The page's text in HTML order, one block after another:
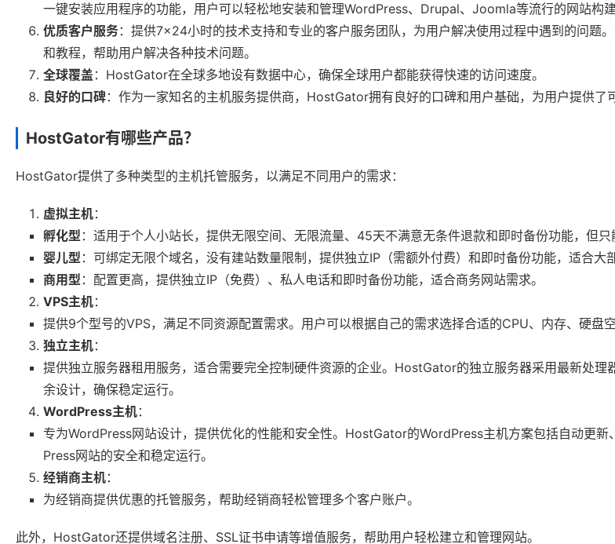
一键安装应用程序的功能，用户可以轻松地安装和管理WordPress、Drupal、Joomla等流行的网站构建
优质客户服务：提供7×24小时的技术支持和专业的客户服务团队，为用户解决使用过程中遇到的问题
和教程，帮助用户解决各种技术问题。
全球覆盖 ：HostGator在全球多地设有数据中心，确保全球用户都能获得快速的访问速度。
良好的口碑：作为一家知名的主机服务提供商，HostGator拥有良好的口碑和用户基础，为用户提供了
HostGator有哪些产品？
HostGator提供了多种类型的主机托管服务，以满足不同用户的需求：
虚拟主机：
孵化型：适用于个人小站长，提供无限空间、无限流量、45天不满意无条件退款和即时备份功能，但只
婴儿型：可绑定无限个域名，没有建站数量限制，提供独立IP（需额外付费）和即时备份功能，适合大
商用型：配置更高，提供独立IP（免费）、私人电话和即时备份功能，适合商务网站需求。
VPS主机：
提供9个型号的VPS，满足不同资源配置需求。用户可以根据自己的需求选择合适的CPU、内存、硬盘空
独立主机：
提供独立服务器租用服务，适合需要完全控制硬件资源的企业。HostGator的独立服务器采用最新处理
余设计，确保稳定运行。
WordPress主机：
专为WordPress网站设计，提供优化的性能和安全性。HostGator的WordPress主机方案包括自动更新
Press网站的安全和稳定运行。
经销商主机：
为经销商提供优惠的托管服务，帮助经销商轻松管理多个客户账户。
此外，HostGator还提供域名注册、SSL证书申请等增值服务，帮助用户轻松建立和管理网站。